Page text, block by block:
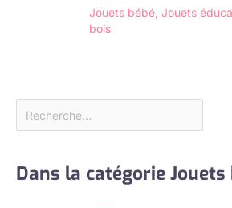
Jouets bébé Jouets
bois
Dans la catégorie Jouets